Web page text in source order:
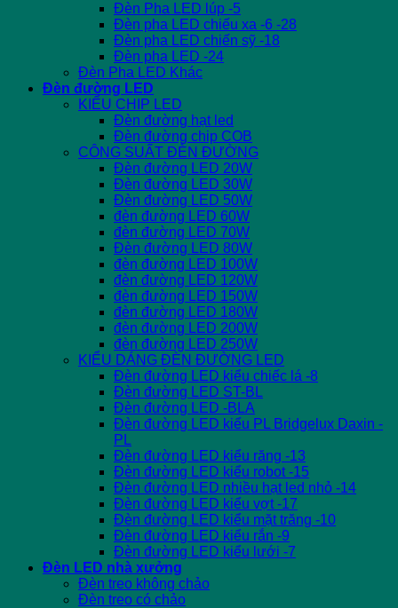
Đèn Pha LED lúp -5
Đèn pha LED chiếu xa -6 -28
Đèn pha LED chiến sỹ -18
Đèn pha LED -24
Đèn Pha LED Khác
Đèn đường LED
KIỂU CHIP LED
Đèn đường hạt led
Đèn đường chip COB
CÔNG SUẤT ĐÈN ĐƯỜNG
Đèn đường LED 20W
Đèn đường LED 30W
Đèn đường LED 50W
đèn đường LED 60W
đèn đường LED 70W
Đèn đường LED 80W
đèn đường LED 100W
đèn đường LED 120W
đèn đường LED 150W
đèn đường LED 180W
đèn đường LED 200W
đèn đường LED 250W
KIỂU DÁNG ĐÈN ĐƯỜNG LED
Đèn đường LED kiểu chiếc lá -8
Đèn đường LED ST-BL
Đèn đường LED -BLA
Đèn đường LED kiểu PL Bridgelux Daxin -
PL
Đèn đường LED kiểu răng -13
Đèn đường LED kiểu robot -15
Đèn đường LED nhiều hạt led nhỏ -14
Đèn đường LED kiểu vợt -17
Đèn đường LED kiểu mặt trăng -10
Đèn đường LED kiểu rắn -9
Đèn đường LED kiểu lưới -7
Đèn LED nhà xưởng
Đèn treo không chảo
Đèn treo có chảo